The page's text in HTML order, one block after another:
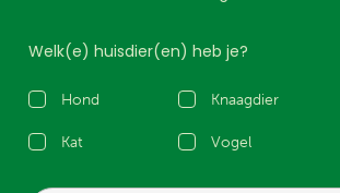
Welk(e) huisdier(en) heb je?
Hond
Kat
Knaagdier
Vogel